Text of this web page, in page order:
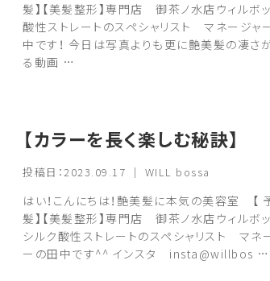
髪】【美髪整形】専門店 御茶ノ水店ウィルボ
酸性ストレートのスペシャリスト マネージャ
中です！ 今日は写真よりも更に艶美髪の凄さ
る動画 …
【カラーを長く楽しむ秘訣】
投稿日：2023.09.17 ｜ WILL bossa
はい！こんにちは！艶美髪に本気の美容室 【
髪】【美髪整形】専門店 御茶ノ水店ウィルボ
シルク酸性ストレートのスペシャリスト マネ
ーの田中です^^ インスタ insta@willbos …